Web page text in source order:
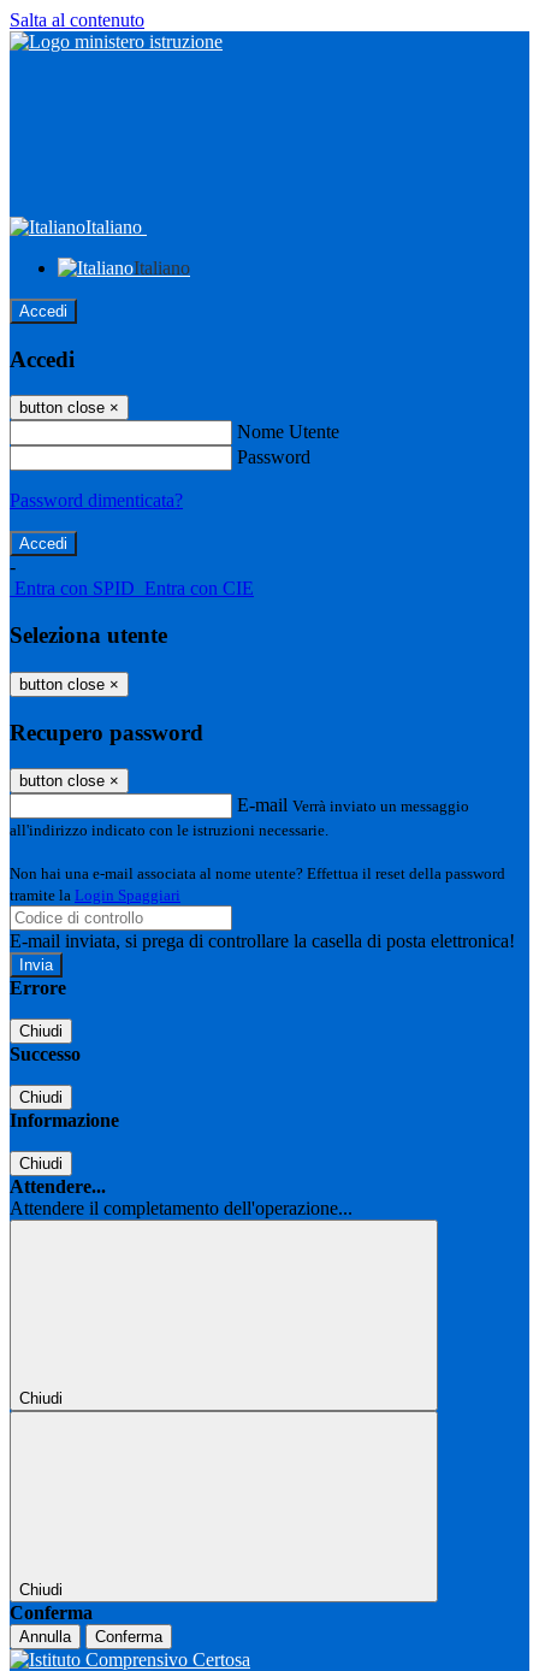
Salta al contenuto
Italiano
Italiano
Accedi
Accedi
button close ×
Nome Utente
Password
Password dimenticata?
-
Entra con SPID Entra con CIE
Seleziona utente
button close ×
Recupero password
button close ×
E-mail Verrà inviato un messaggio
all'indirizzo indicato con le istruzioni necessarie.
Non hai una e-mail associata al nome utente? Effettua il reset della password
tramite la Login Spaggiari
E-mail inviata, si prega di controllare la casella di posta elettronica!
Errore
Chiudi
Successo
Chiudi
Informazione
Chiudi
Attendere...
Attendere il completamento dell'operazione...
Chiudi
Chiudi
Conferma
Annulla Conferma